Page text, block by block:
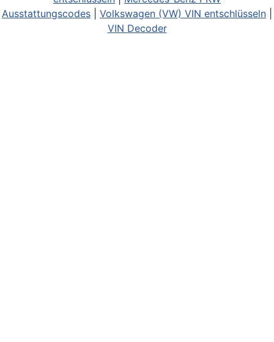
Ausstattungscodes
Volkswagen (VW) VIN entschlüsseln
VIN Decoder